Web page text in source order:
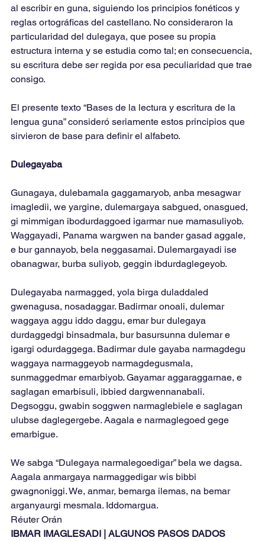
al escribir en guna, siguiendo los principios fonéticos y
reglas ortográficas del castellano. No consideraron la
particularidad del dulegaya, que posee su propia
estructura interna y se estudia como tal; en consecuencia,
su escritura debe ser regida por esa peculiaridad que trae
consigo.
El presente texto “Bases de la lectura y escritura de la
lengua guna” consideró seriamente estos principios que
sirvieron de base para definir el alfabeto.
Dulegayaba
Gunagaya, dulebamala gaggamaryob, anba mesagwar
imagledii, we yargine, dulemargaya sabgued, onasgued,
gi mimmigan ibodurdaggoed igarmar nue mamasuliyob.
Waggayadi, Panama wargwen na bander gasad aggale,
e bur gannayob, bela neggasamai. Dulemargayadi ise
obanagwar, burba suliyob, geggin ibdurdaglegeyob.
Dulegayaba narmagged, yola birga duladdaled
gwenagusa, nosadaggar. Badirmar onoali, dulemar
waggaya aggu iddo daggu, emar bur dulegaya
durdaggedgi binsadmala, bur basursunna dulemar e
igargi odurdaggega. Badirmar dule gayaba narmagdegu
waggaya narmaggeyob narmagdegusmala,
sunmaggedmar emarbiyob. Gayamar aggaraggarnae, e
saglagan emarbisuli, ibbied dargwennanabali.
Degsoggu, gwabin soggwen narmaglebiele e saglagan
ulubse daglegergebe. Aagala e narmaglegoed gege
emarbigue.
We sabga “Dulegaya narmalegoedigar” bela we dagsa.
Aagala anmargaya narmaggedigar wis bibbi
gwagnoniggi. We, anmar, bemarga ilemas, na bemar
arganyaurgi mesmala. Iddomargua.
Réuter Orán
IBMAR IMAGLESADI | ALGUNOS PASOS DADOS